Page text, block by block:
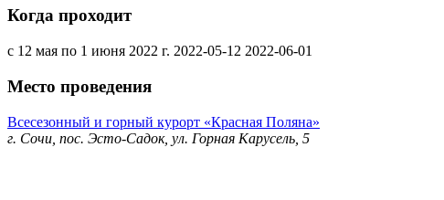
Когда проходит
с 12 мая по 1 июня 2022 г. 2022-05-12 2022-06-01
Место проведения
Всесезонный и горный курорт «Красная Поляна»
г. Сочи, пос. Эсто-Садок, ул. Горная Карусель, 5